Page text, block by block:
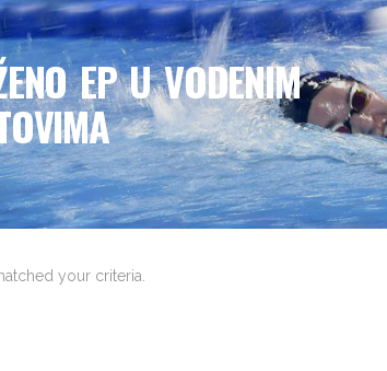
EP U VODENIM
your criteria.